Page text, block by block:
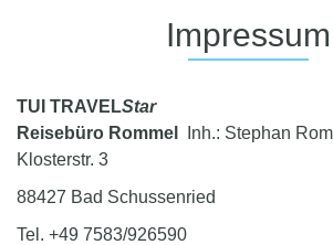
Impressum
TUI TRAVELStar
Reisebüro Rommel
Inh.: Stephan
Klosterstr. 3
88427 Bad Schussenried
Tel. +49 7583/926590